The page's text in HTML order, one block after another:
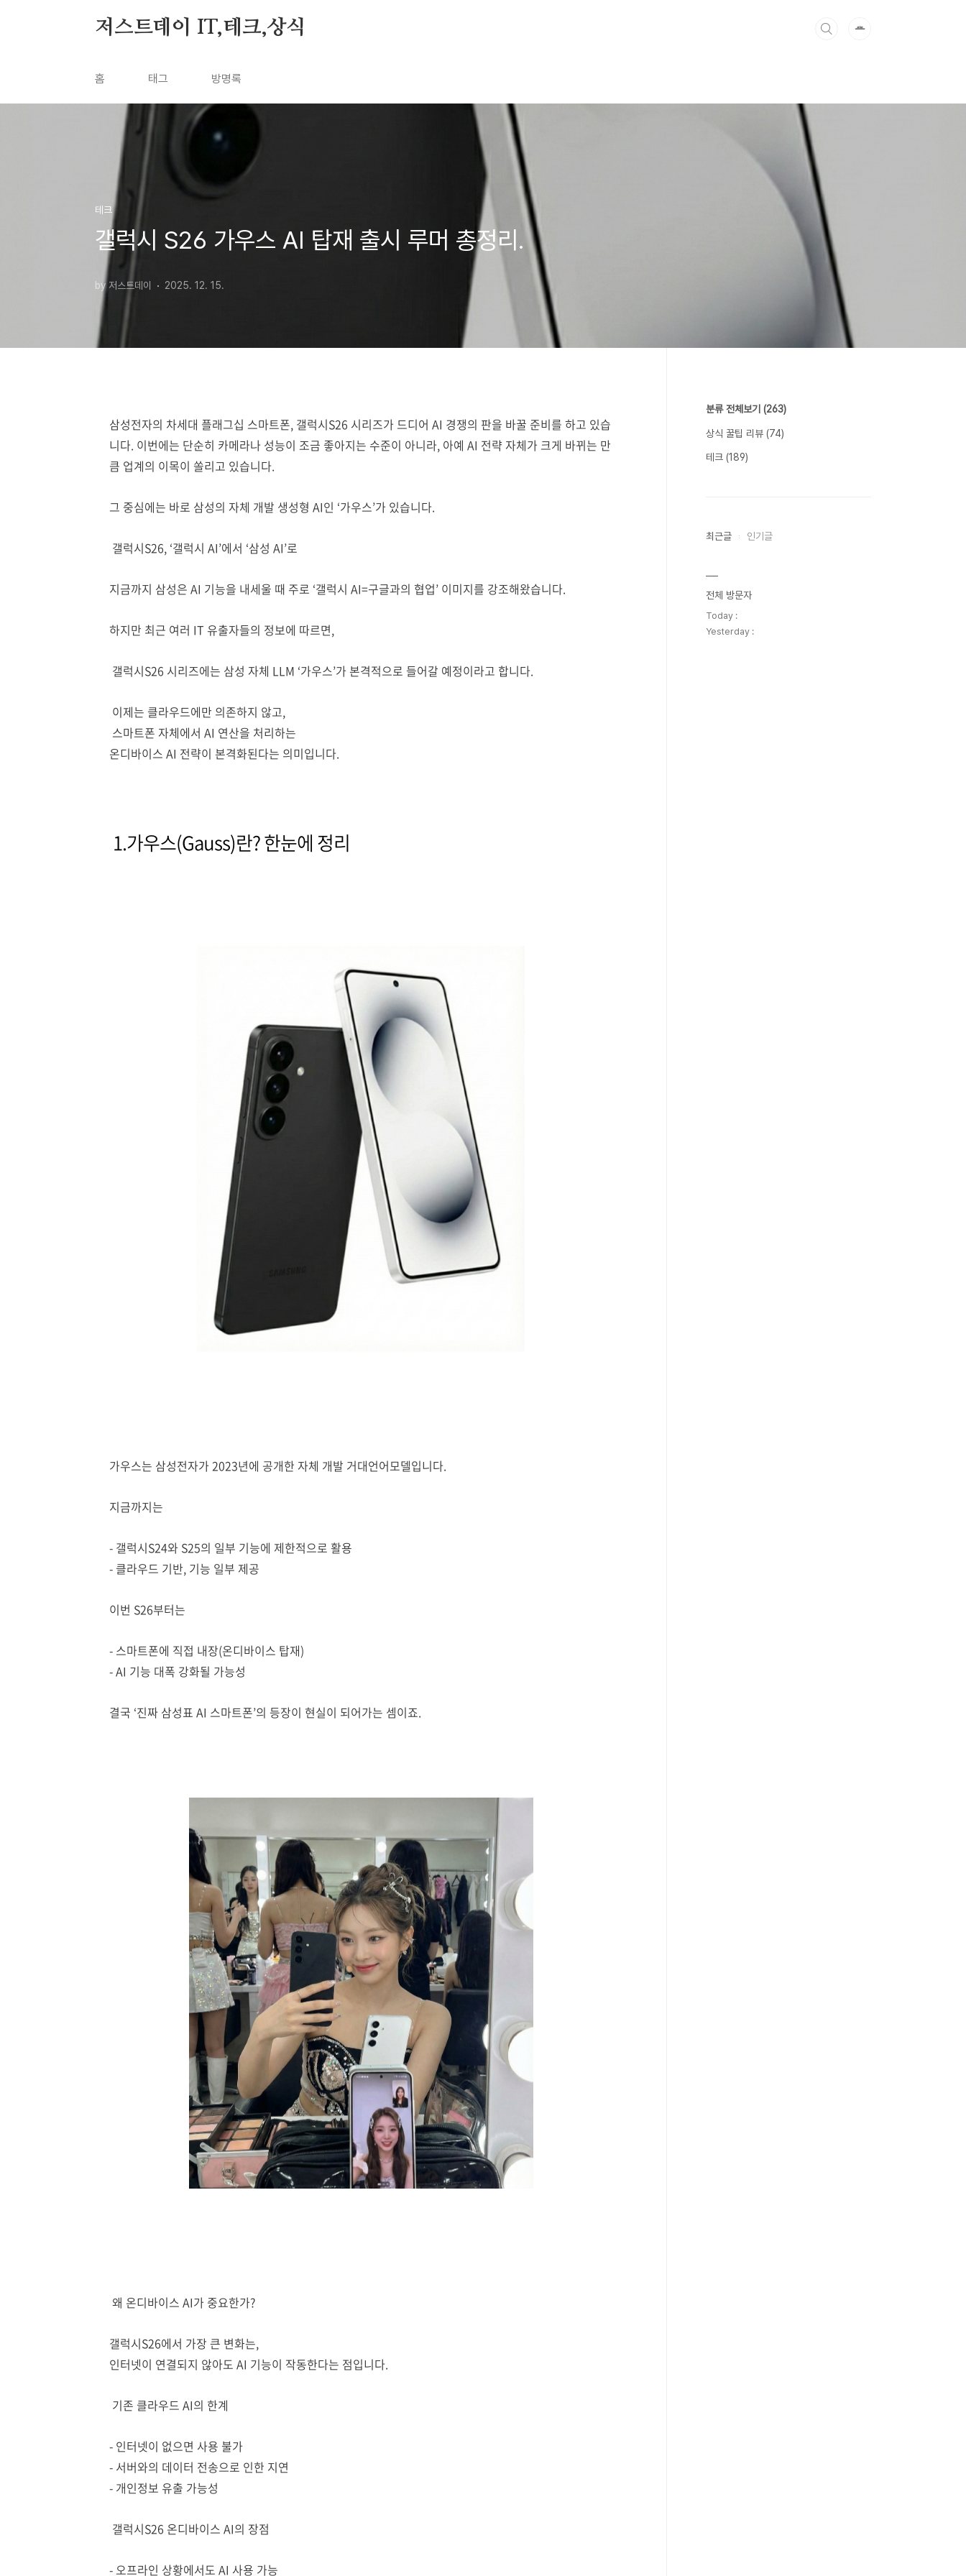
저스트데이 IT,테크,상식
홈 태그 방명록
테크
갤럭시 S26 가우스 AI 탑재 출시 루머 총정리.
by 저스트데이 2025. 12. 15.
삼성전자의 차세대 플래그십 스마트폰, 갤럭시S26 시리즈가 드디어 AI 경쟁의 판을 바꿀 준비를 하고 있습
니다. 이번에는 단순히 카메라나 성능이 조금 좋아지는 수준이 아니라, 아예 AI 전략 자체가 크게 바뀌는 만
큼 업계의 이목이 쏠리고 있습니다.
그 중심에는 바로 삼성의 자체 개발 생성형 AI인 ‘가우스’가 있습니다.
갤럭시S26, ‘갤럭시 AI’에서 ‘삼성 AI’로
지금까지 삼성은 AI 기능을 내세울 때 주로 ‘갤럭시 AI=구글과의 협업’ 이미지를 강조해왔습니다.
하지만 최근 여러 IT 유출자들의 정보에 따르면,
갤럭시S26 시리즈에는 삼성 자체 LLM ‘가우스’가 본격적으로 들어갈 예정이라고 합니다.
이제는 클라우드에만 의존하지 않고,
스마트폰 자체에서 AI 연산을 처리하는
온디바이스 AI 전략이 본격화된다는 의미입니다.
1.가우스(Gauss)란? 한눈에 정리
가우스는 삼성전자가 2023년에 공개한 자체 개발 거대언어모델입니다.
지금까지는
- 갤럭시S24와 S25의 일부 기능에 제한적으로 활용
- 클라우드 기반, 기능 일부 제공
이번 S26부터는
- 스마트폰에 직접 내장(온디바이스 탑재)
- AI 기능 대폭 강화될 가능성
결국 ‘진짜 삼성표 AI 스마트폰’의 등장이 현실이 되어가는 셈이죠.
왜 온디바이스 AI가 중요한가?
갤럭시S26에서 가장 큰 변화는,
인터넷이 연결되지 않아도 AI 기능이 작동한다는 점입니다.
기존 클라우드 AI의 한계
- 인터넷이 없으면 사용 불가
- 서버와의 데이터 전송으로 인한 지연
- 개인정보 유출 가능성
갤럭시S26 온디바이스 AI의 장점
- 오프라인 상황에서도 AI 사용 가능
분류 전체보기 (263)
상식 꿀팁 리뷰 (74)
테크 (189)
최근글 인기글
전체 방문자
Today :
Yesterday :